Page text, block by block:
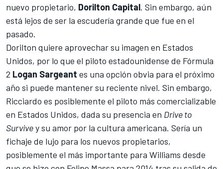
nuevo propietario, Dorilton Capital. Sin embargo, aún
está lejos de ser la escudería grande que fue en el
pasado.
Dorilton quiere aprovechar su imagen en Estados
Unidos, por lo que el piloto estadounidense de Fórmula
2 Logan Sargeant es una opción obvia para el próximo
año si puede mantener su reciente nivel. Sin embargo,
Ricciardo es posiblemente el piloto más comercializable
en Estados Unidos, dada su presencia en Drive to
Survivey su amor por la cultura americana. Sería un
fichaje de lujo para los nuevos propietarios,
posiblemente el más importante para Williams desde